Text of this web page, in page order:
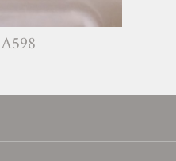
A598